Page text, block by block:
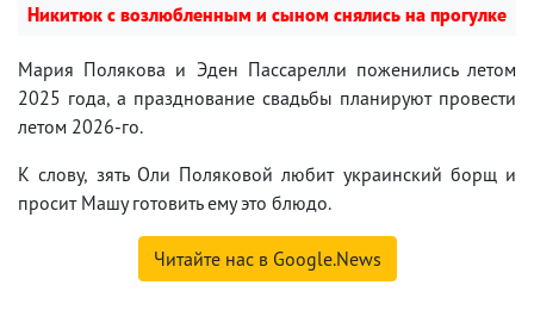
Никитюк с возлюбленным и сыном снялись на прогулке
Мария Полякова и Эден Пассарелли поженились летом
2025 года, а празднование свадьбы планируют провести
летом 2026-го.
К слову, зять Оли Поляковой любит украинский борщ и
просит Машу готовить ему это блюдо.
Читайте нас в Google.News